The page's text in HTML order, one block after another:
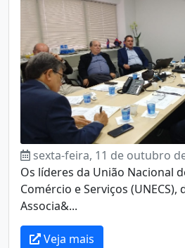
sexta-feira, 11 de outubro
Os líderes da União Nacional
Comércio e Serviços (UNECS),
Associa&...
Veja mais